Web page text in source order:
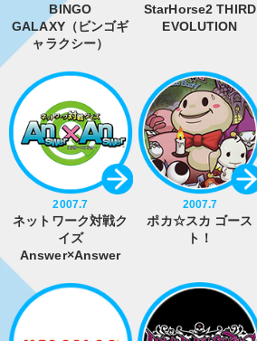
BINGO
GALAXY（ビンゴギ
ャラクシー）
StarHorse2 THIRD
EVOLUTION
2007.7
ネットワーク対戦ク
イズ
Answer×Answer
2007.7
ポカ☆スカ ゴース
ト！